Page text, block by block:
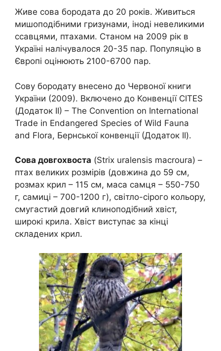
Живе сова бородата до 20 років. Живиться
мишоподібними гризунами, іноді невеликими
ссавцями, птахами. Станом на 2009 рік в
Україні налічувалося 20-35 пар. Популяцію в
Європі оцінюють 2100-6700 пар.
Сову бородату внесено до Червоної книги
України (2009). Включено до Конвенції CITES
(Додаток II) – The Convention on International
Trade in Endangered Species of Wild Fauna
and Flora, Бернської конвенції (Додаток II).
Сова довгохвоста (Strix uralensis macroura) –
птах великих розмірів (довжина до 59 см,
розмах крил – 115 см, маса самця – 550-750
г, самиці – 700-1200 г), світло-сірого кольору,
смугастий довгий клиноподібний хвіст,
широкі крила. Хвіст виступає за кінці
складених крил.